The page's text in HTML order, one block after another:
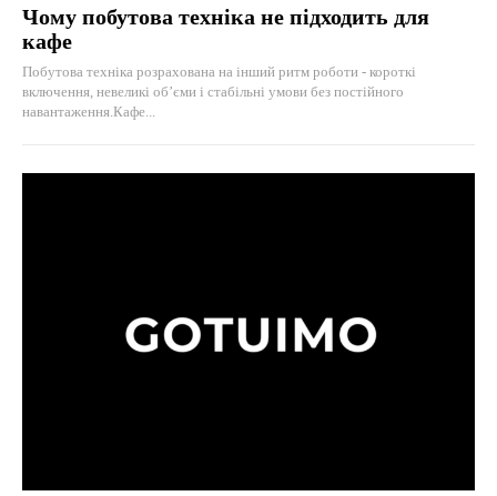
Чому побутова техніка не підходить для
кафе
Побутова техніка розрахована на інший ритм роботи - короткі
включення, невеликі об’єми і стабільні умови без постійного
навантаження.Кафе...